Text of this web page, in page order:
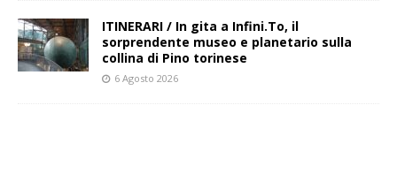
ITINERARI / In gita a Infini.To, il
sorprendente museo e planetario sulla
collina di Pino torinese
6 Agosto 2026